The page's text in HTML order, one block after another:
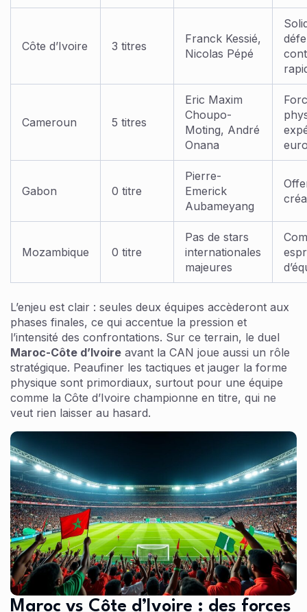
Côte d’Ivoire 3 titres
Franck Kessié,
Nicolas Pépé
Cameroun 5 titres
Eric Maxim
Choupo-
Moting, André
Onana
Gabon 0 titre
Pierre-
Emerick
Aubameyang
Mozambique 0 titre
Pas de stars
internationales
majeures
L’enjeu est clair : seules deux équipes accèderont aux
phases finales, ce qui accentue la pression et
l’intensité des confrontations. Sur ce terrain, le duel
Maroc-Côte d’Ivoire avant la CAN joue aussi un rôle
stratégique. Peaufiner les tactiques et jauger la forme
physique sont primordiaux, surtout pour une équipe
comme la Côte d’Ivoire championne en titre, qui ne
veut rien laisser au hasard.
Maroc vs Côte d’Ivoire : des forces